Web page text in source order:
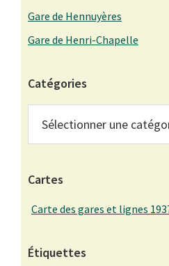
Gare de Hennuyères
Gare de Henri-Chapelle
Catégories
Cartes
Carte des gares et lignes
Étiquettes